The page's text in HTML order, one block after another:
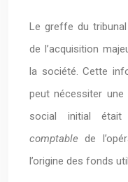
Le greffe du
de l’acquisition
la société. Cette
peut nécessiter
social initial
comptablede
l’origine des fonds